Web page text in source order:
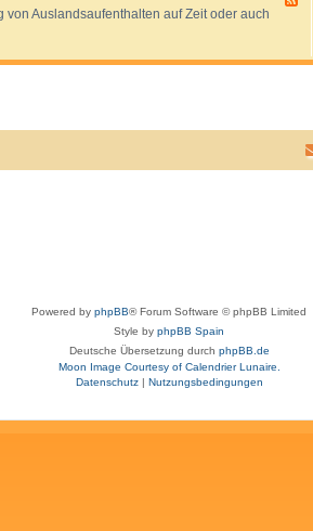
-
m
Auslandsaufenthalten auf Zeit oder auch
Powered by phpBB® Forum Software © phpBB Limited
Style by phpBB Spain
Deutsche Übersetzung durch phpBB.de
Moon Image Courtesy of Calendrier Lunaire.
Datenschutz| Nutzungsbedingungen